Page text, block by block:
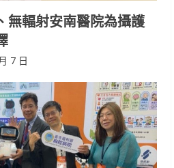
無輻射安南醫院為攝護
7 日